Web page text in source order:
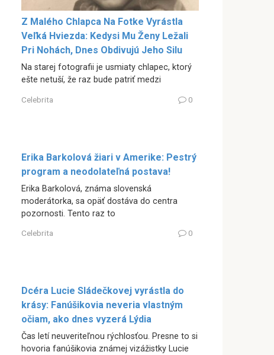
Z Malého Chlapca Na Fotke Vyrástla
Veľká Hviezda: Kedysi Mu Ženy Ležali
Pri Nohách, Dnes Obdivujú Jeho Silu
Na starej fotografii je usmiaty chlapec, ktorý
ešte netuší, že raz bude patriť medzi
Celebrita 0
Erika Barkolová žiari v Amerike: Pestrý
program a neodolateľná postava!
Erika Barkolová, známa slovenská
moderátorka, sa opäť dostáva do centra
pozornosti. Tento raz to
Celebrita 0
Dcéra Lucie Sládečkovej vyrástla do
krásy: Fanúšikovia neveria vlastným
očiam, ako dnes vyzerá Lýdia
Čas letí neuveriteľnou rýchlosťou. Presne to si
hovoria fanúšikovia známej vizážistky Lucie